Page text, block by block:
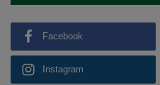
Facebook
Instagram